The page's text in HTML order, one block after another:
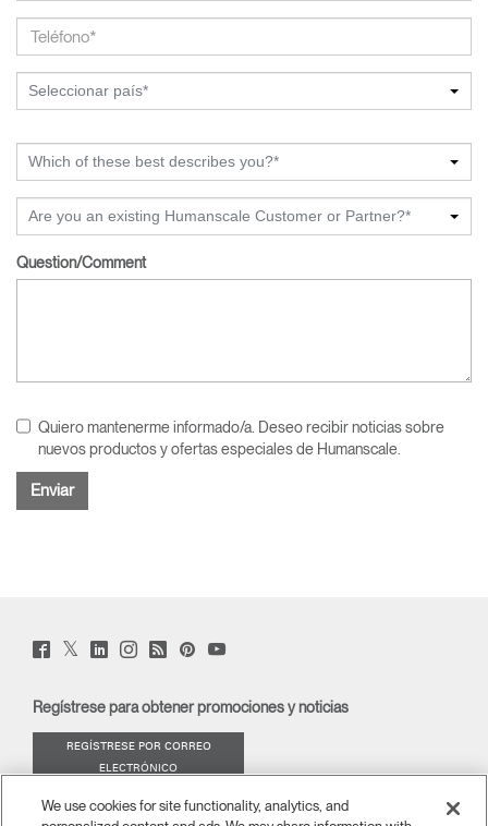
Seleccionar país*
Which of these best describes you?*
Are you an existing Humanscale Customer or Partner?*
Question/Comment
Quiero mantenerme informado/a. Deseo recibir noticias sobre
nuevos productos y ofertas especiales de Humanscale.
Facebook
(opens
Twitter
(opens
LinkedIn
(opens
Instagram
(opens
Humanscale
Blog
window)
PinterstYouTube
Regístrese para obtener promociones y noticias
REGÍSTRESE POR CORREO
ELECTRÓNICO
ACERCA DE
We use cookies for site functionality, analytics, and